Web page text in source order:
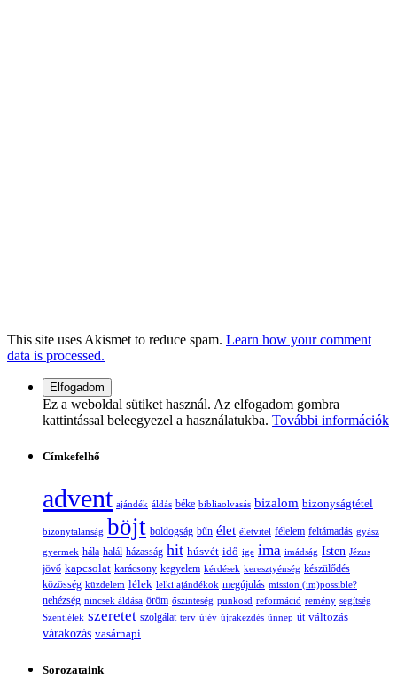
This site uses Akismet to reduce spam. Learn how your comment
data is processed.
Ez a weboldal sütiket használ. Az elfogadom gombra
kattintással beleegyezel a használatukba. További információk
Címkefelhő
advent ajándék áldás béke bibliaolvasás bizalom bizonyságtétel
bizonytalanság böjt boldogság bűn élet életvitel félelem feltámadás gyász
gyermek hála halál házasság hit húsvét idő ige ima imádság Isten Jézus
jövő kapcsolat karácsony kegyelem kérdések keresztyénség készülődés
közösség küzdelem lélek lelki ajándékok megújulás mission (im)possible?
nehézség nincsek áldása öröm őszinteség pünkösd reformáció remény segítség
Szentlélek szeretet szolgálat terv újév újrakezdés ünnep út változás
várakozás vasárnapi
Sorozataink